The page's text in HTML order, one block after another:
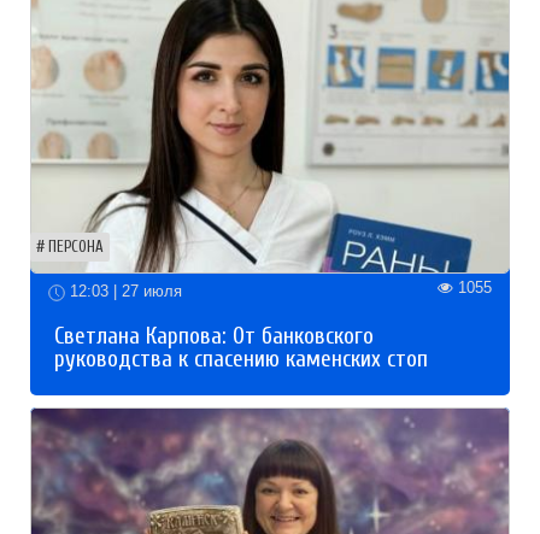
ПЕРСОНА
12:03 | 27 июля 1055
Светлана Карпова: От банковского
руководства к спасению каменских стоп